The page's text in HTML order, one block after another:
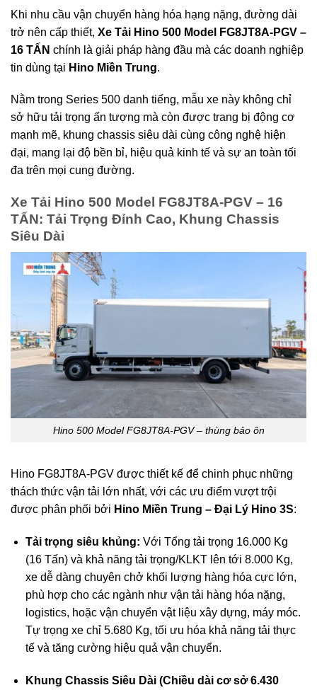
Khi nhu cầu vận chuyển hàng hóa hạng nặng, đường dài
trở nên cấp thiết, Xe Tải Hino 500 Model FG8JT8A-PGV –
16 TẤN chính là giải pháp hàng đầu mà các doanh nghiệp
tin dùng tại Hino Miền Trung.
Nằm trong Series 500 danh tiếng, mẫu xe này không chỉ
sở hữu tải trọng ấn tượng mà còn được trang bị động cơ
mạnh mẽ, khung chassis siêu dài cùng công nghệ hiện
đại, mang lại độ bền bỉ, hiệu quả kinh tế và sự an toàn tối
đa trên mọi cung đường.
Xe Tải Hino 500 Model FG8JT8A-PGV – 16
TẤN: Tải Trọng Đỉnh Cao, Khung Chassis
Siêu Dài
Hino 500 Model FG8JT8A-PGV – thùng bảo ôn
Hino FG8JT8A-PGV được thiết kế để chinh phục những
thách thức vận tải lớn nhất, với các ưu điểm vượt trội
được phân phối bởi Hino Miền Trung – Đại Lý Hino 3S:
Tải trọng siêu khủng: Với Tổng tải trọng 16.000 Kg
(16 Tấn) và khả năng tải trọng/KLKT lên tới 8.000 Kg,
xe dễ dàng chuyên chở khối lượng hàng hóa cực lớn,
phù hợp cho các ngành như vận tải hàng hóa nặng,
logistics, hoặc vận chuyển vật liệu xây dựng, máy móc.
Tự trọng xe chỉ 5.680 Kg, tối ưu hóa khả năng tải thực
tế và tăng cường hiệu quả vận chuyển.
Khung Chassis Siêu Dài (Chiều dài cơ sở 6.430